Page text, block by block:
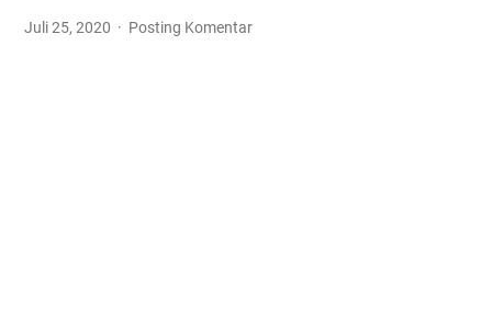
Juli 25, 2020 Posting Komentar